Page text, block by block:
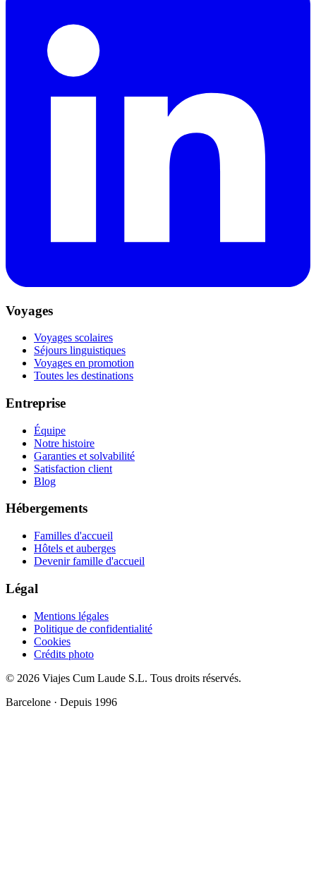
Voyages
Voyages scolaires
Séjours linguistiques
Voyages en promotion
Toutes les destinations
Entreprise
Équipe
Notre histoire
Garanties et solvabilité
Satisfaction client
Blog
Hébergements
Familles d'accueil
Hôtels et auberges
Devenir famille d'accueil
Légal
Mentions légales
Politique de confidentialité
Cookies
Crédits photo
© 2026 Viajes Cum Laude S.L. Tous droits réservés.
Barcelone · Depuis 1996